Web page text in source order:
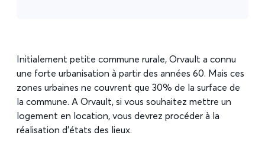
Initialement petite commune rurale, Orvault a connu
une forte urbanisation à partir des années 60. Mais ces
zones urbaines ne couvrent que 30% de la surface de
la commune. A Orvault, si vous souhaitez mettre un
logement en location, vous devrez procéder à la
réalisation d’états des lieux.